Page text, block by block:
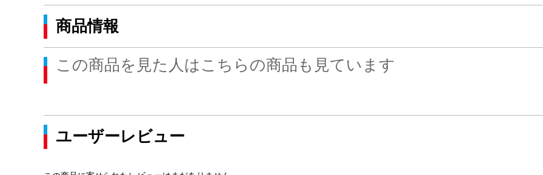
商品情報
この商品を見た人はこちらの商品も見ています
ユーザーレビュー